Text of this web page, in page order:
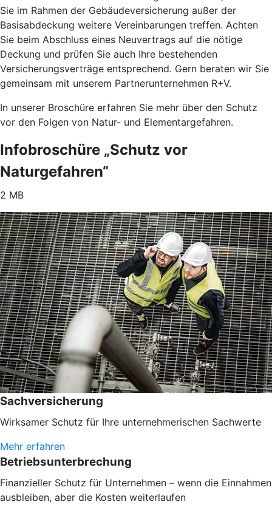
Sie im Rahmen der Gebäudeversicherung außer der
Basisabdeckung weitere Vereinbarungen treffen. Achten
Sie beim Abschluss eines Neuvertrags auf die nötige
Deckung und prüfen Sie auch Ihre bestehenden
Versicherungsverträge entsprechend. Gern beraten wir Sie
gemeinsam mit unserem Partnerunternehmen R+V.
In unserer Broschüre erfahren Sie mehr über den Schutz
vor den Folgen von Natur- und Elementargefahren.
Infobroschüre „Schutz vor
Naturgefahren“
2 MB
Sachversicherung
Wirksamer Schutz für Ihre unternehmerischen Sachwerte
Mehr erfahren
Betriebsunterbrechung
Finanzieller Schutz für Unternehmen – wenn die Einnahmen
ausbleiben, aber die Kosten weiterlaufen